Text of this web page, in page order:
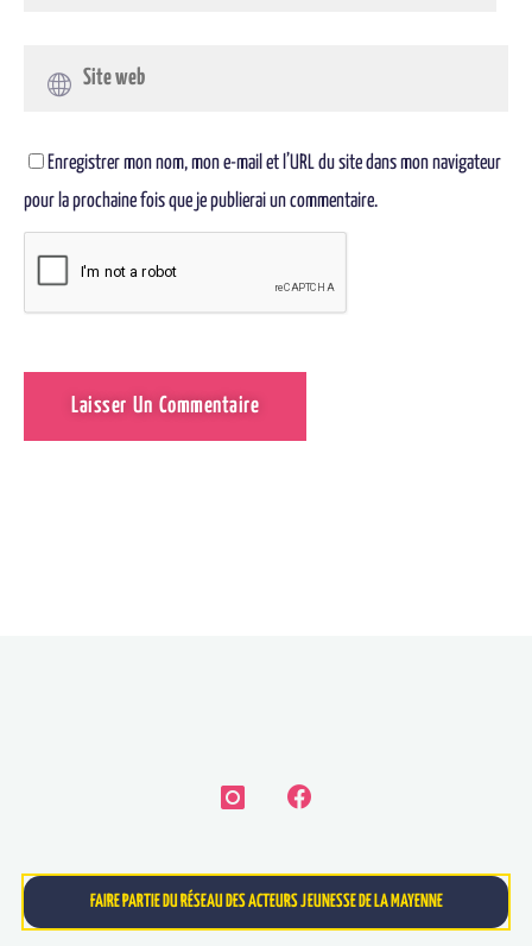
Enregistrer mon nom, mon e-mail et l’URL du site dans mon navigateur
pour la prochaine fois que je publierai un commentaire.
FAIRE PARTIE DU RÉSEAU DES ACTEURS JEUNESSE DE LA MAYENNE